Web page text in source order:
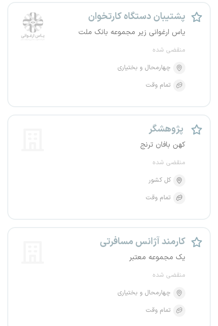
پشتیبان دستگاه کارتخوان
یاس ارغوانی زیر مجموعه بانک ملت
منقضی شده
چهارمحال و بختیاری
تمام وقت
پژوهشگر
کهن بافان ترنج
منقضی شده
کل کشور
تمام وقت
کارمند آژانس مسافرتی
یک مجموعه معتبر
منقضی شده
چهارمحال و بختیاری
تمام وقت